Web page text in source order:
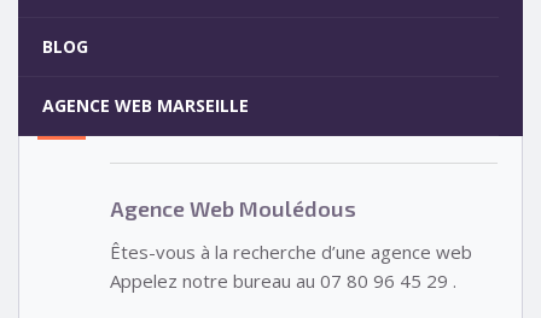
BLOG
AGENCE WEB MARSEILLE
5
Votre site internet pour 29€
Agence Web Moulédous
Êtes-vous à la recherche d’une agence web
Appelez notre bureau au 07 80 96 45 29 .